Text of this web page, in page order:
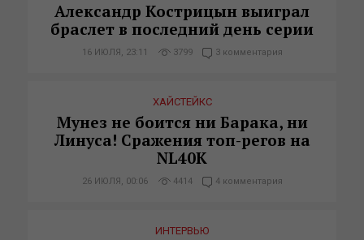
Александр Кострицын выиграл
браслет в последний день серии
16 ИЮЛЯ, 23:11 3799 3 комментария
ХАЙСТЕЙКС
Мунез не боится ни Барака, ни
Линуса! Сражения топ-регов на
NL40K
26 ИЮЛЯ, 00:06 4414 4 комментария
ИНТЕРВЬЮ